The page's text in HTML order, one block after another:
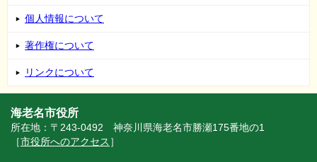
個人情報について
著作権について
リンクについて
海老名市役所
所在地：〒243-0492 神奈川県海老名市勝瀬175番地の1
［市役所へのアクセス ］